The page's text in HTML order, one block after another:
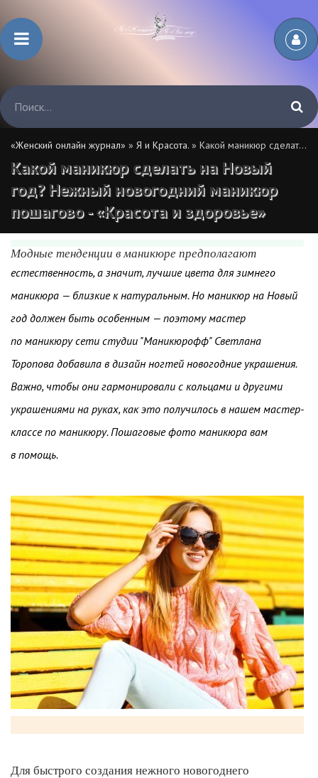
«Женский онлайн журнал» » Я и Красота. » Какой маникюр сделать на Новый год? Нежный новогодний маникюр пошагово - «Красота и здоровье»
Какой маникюр сделать на Новый
год? Нежный новогодний маникюр
пошагово - «Красота и здоровье»
Модные тенденции в маникюре предполагают
естественность, а значит, лучшие цвета для зимнего
маникюра — близкие к натуральным. Но маникюр на Новый
год должен быть особенным — поэтому мастер
по маникюру сети студии "Маникюрофф" Светлана
Торопова добавила в дизайн ногтей новогодние украшения.
Важно, чтобы они гармонировали с кольцами и другими
украшениями на руках, как это получилось в нашем мастер-
классе по маникюру. Пошаговые фото маникюра вам
в помощь.
Для быстрого создания нежного новогоднего